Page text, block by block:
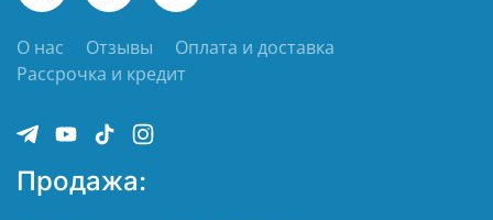
О нас Отзывы
Оплата и доставка
Рассрочка и кредит
Продажа: